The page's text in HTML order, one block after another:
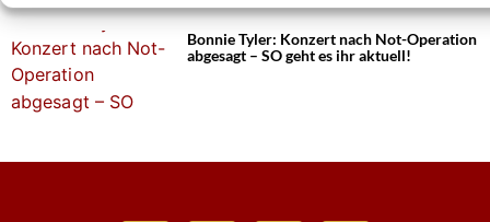
Bonnie Tyler: Konzert nach Not-Operation
abgesagt – SO geht es ihr aktuell!